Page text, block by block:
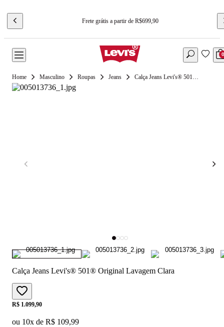
Frete grátis a partir de R$699,90
0
Masculino Roupas Jeans Calça Jeans Levi's® 501® Original Lavagem Clara
Calça Jeans Levi's® 501® Original Lavagem Clara
Price:
R$ 1.099,90
ou 10x de R$ 109,99